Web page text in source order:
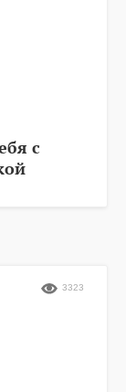
с
3323